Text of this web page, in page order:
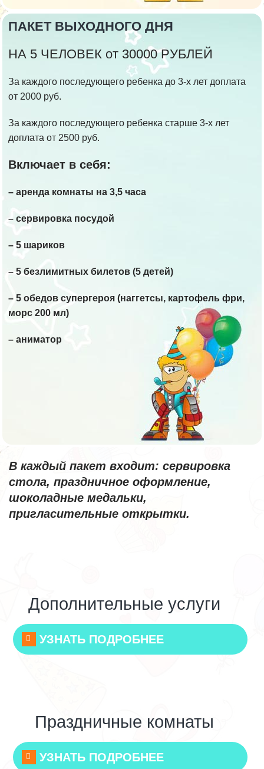
ПАКЕТ ВЫХОДНОГО ДНЯ
НА 5 ЧЕЛОВЕК от 30000 РУБЛЕЙ
За каждого последующего ребенка до 3-х лет доплата
от 2000 руб.
За каждого последующего ребенка старше 3-х лет
доплата от 2500 руб.
Включает в себя:
– аренда комнаты на 3,5 часа
– сервировка посудой
– 5 шариков
– 5 безлимитных билетов (5 детей)
– 5 обедов супергероя (наггетсы, картофель фри,
морс 200 мл)
– аниматор
В каждый пакет входит: сервировка
стола, праздничное оформление,
шоколадные медальки,
пригласительные открытки.
Дополнительные услуги
УЗНАТЬ ПОДРОБНЕЕ
Праздничные комнаты
УЗНАТЬ ПОДРОБНЕЕ